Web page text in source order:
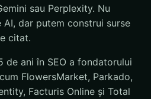
sau Perplexity. Nu
dar putem construi surse
citat.
de ani în SEO a fondatorului
FlowersMarket, Parkado,
Facturis Online și Total